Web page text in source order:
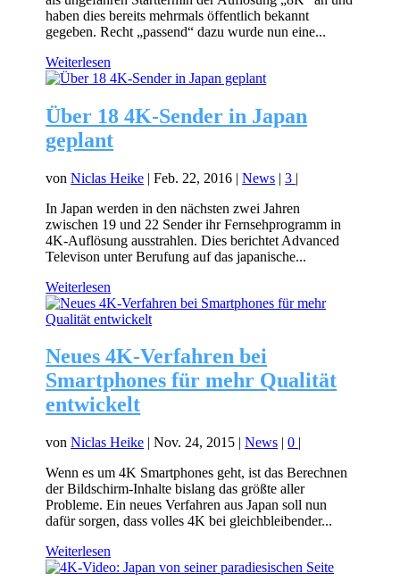
haben dies bereits mehrmals öffentlich bekannt
gegeben. Recht „passend“ dazu wurde nun eine...
Weiterlesen
Über 18 4K-Sender in Japan
geplant
vonNiclas Heike |Feb. 22, 2016 |News |3 |
In Japan werden in den nächsten zwei Jahren
zwischen 19 und 22 Sender ihr Fernsehprogramm in
4K-Auflösung ausstrahlen. Dies berichtet Advanced
Televison unter Berufung auf das japanische...
Weiterlesen
Neues 4K-Verfahren bei
Smartphones für mehr Qualität
entwickelt
vonNiclas Heike |Nov. 24, 2015 |News |0 |
Wenn es um 4K Smartphones geht, ist das Berechnen
der Bildschirm-Inhalte bislang das größte aller
Probleme. Ein neues Verfahren aus Japan soll nun
dafür sorgen, dass volles 4K bei gleichbleibender...
Weiterlesen